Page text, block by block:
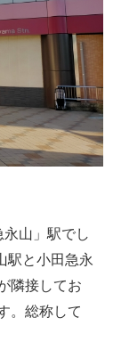
山」駅でし
駅と小田急永
隣接してお
。総称して